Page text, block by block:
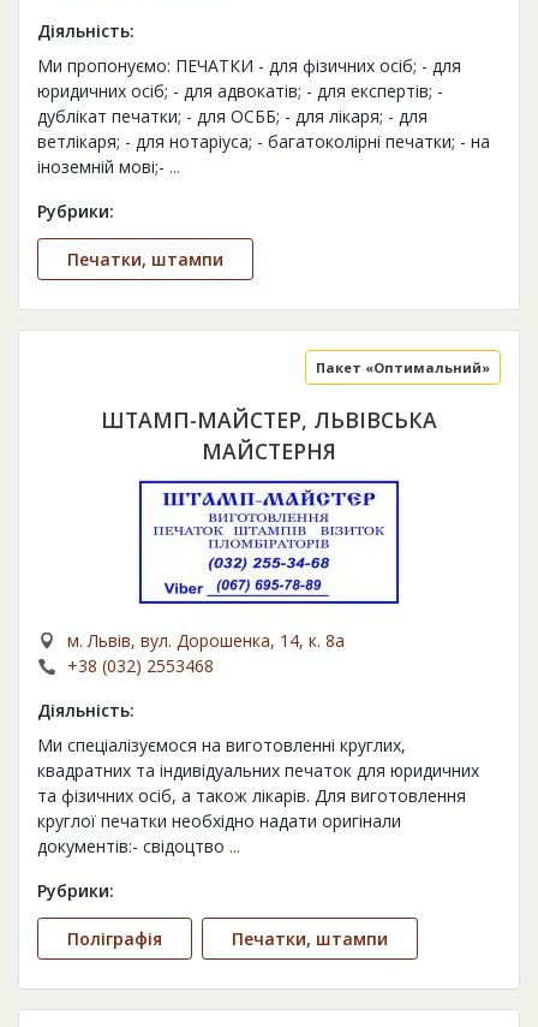
Діяльність:
Ми пропонуємо: ПЕЧАТКИ - для фізичних осіб; - для
юридичних осіб; - для адвокатів; - для експертів; -
дублікат печатки; - для ОСББ; - для лікаря; - для
ветлікаря; - для нотаріуса; - багатоколірні печатки; - на
іноземній мові;- ...
Рубрики:
Печатки, штампи
ШТАМП-МАЙСТЕР, ЛЬВІВСЬКА
МАЙСТЕРНЯ
Пакет «Оптимальний»
м. Львів, вул. Дорошенка, 14, к. 8а
+38 (032) 2553468
Діяльність:
Ми спеціалізуємося на виготовленні круглих,
квадратних та індивідуальних печаток для юридичних
та фізичних осіб, а також лікарів. Для виготовлення
круглої печатки необхідно надати оригінали
документів:- свідоцтво ...
Рубрики:
Поліграфія Печатки, штампи